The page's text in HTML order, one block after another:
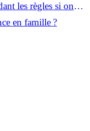
les règles si on
en famille ?